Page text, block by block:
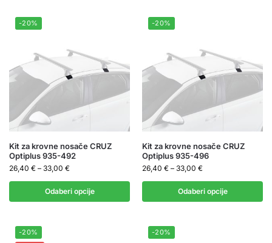
-20%
Kit za krovne nosače CRUZ
Optiplus 935-492
26,40 € – 33,00 €
Odaberi opcije
-20%
Kit za krovne nosače CRUZ
Optiplus 935-496
26,40 € – 33,00 €
Odaberi opcije
-20%
-20%